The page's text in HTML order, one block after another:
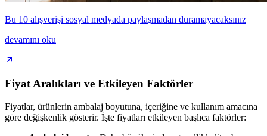
Bu 10 alışverişi sosyal medyada paylaşmadan duramayacaksınız
devamını oku
Fiyat Aralıkları ve Etkileyen Faktörler
Fiyatlar, ürünlerin ambalaj boyutuna, içeriğine ve kullanım amacına
göre değişkenlik gösterir. İşte fiyatları etkileyen başlıca faktörler: